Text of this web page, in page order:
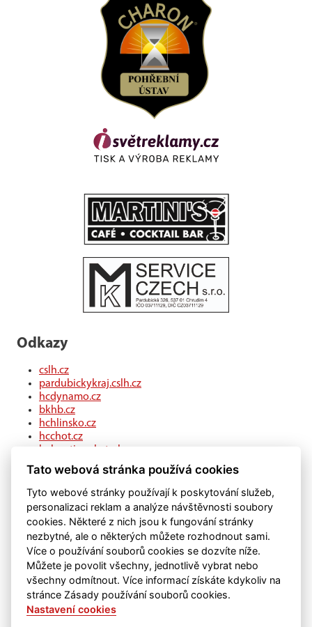
Odkazy
cslh.cz
pardubickykraj.cslh.cz
hcdynamo.cz
bkhb.cz
hchlinsko.cz
hcchot.cz
kohouti-ceskatrebova.cz
hcledec.cz
hclitomysl.cz
hcskutec.cz
hcslovan.com
hcchocen.cz
hcpolicka.com
hcsvetlans.cz
eSports.cz
klubweb.cz
onlajny.com
Tato webová stránka používá cookies
Tyto webové stránky používají k poskytování služeb,
personalizaci reklam a analýze návštěvnosti soubory
cookies. Některé z nich jsou k fungování stránky
nezbytné, ale o některých můžete rozhodnout sami.
Více o používání souborů cookies se dozvíte níže.
Můžete je povolit všechny, jednotlivě vybrat nebo
všechny odmítnout. Více informací získáte kdykoliv na
stránce Zásady používání souborů cookies.
Nastavení cookies